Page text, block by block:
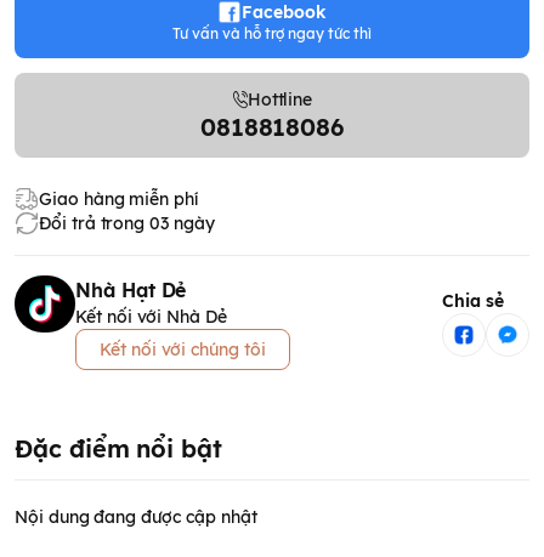
Facebook
Tư vấn và hỗ trợ ngay tức thì
Hottline
0818818086
Giao hàng miễn phí
Đổi trả trong 03 ngày
Nhà Hạt Dẻ
Kết nối với Nhà Dẻ
Kết nối với chúng tôi
Chia sẻ
Đặc điểm nổi bật
Nội dung đang được cập nhật